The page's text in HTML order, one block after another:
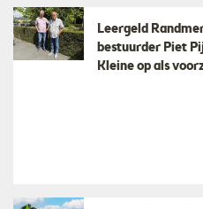
Leergeld
bestuurder Piet
Kleine op als